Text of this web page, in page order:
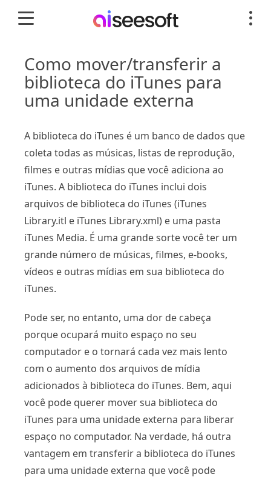
Como mover/transferir a
biblioteca do iTunes para
uma unidade externa
A biblioteca do iTunes é um banco de dados que
coleta todas as músicas, listas de reprodução,
filmes e outras mídias que você adiciona ao
iTunes. A biblioteca do iTunes inclui dois
arquivos de biblioteca do iTunes (iTunes
Library.itl e iTunes Library.xml) e uma pasta
iTunes Media. É uma grande sorte você ter um
grande número de músicas, filmes, e-books,
vídeos e outras mídias em sua biblioteca do
iTunes.
Pode ser, no entanto, uma dor de cabeça
porque ocupará muito espaço no seu
computador e o tornará cada vez mais lento
com o aumento dos arquivos de mídia
adicionados à biblioteca do iTunes. Bem, aqui
você pode querer mover sua biblioteca do
iTunes para uma unidade externa para liberar
espaço no computador. Na verdade, há outra
vantagem em transferir a biblioteca do iTunes
para uma unidade externa que você pode